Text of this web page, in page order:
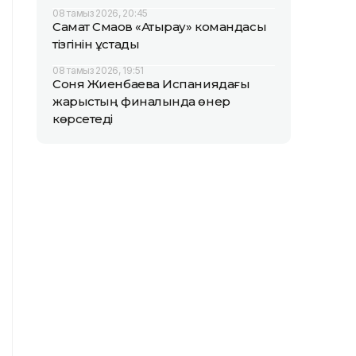
08 тамыз 2026, 20:45
Самат Смақов «Атырау» командасы
тізгінін ұстады
08 тамыз 2026, 19:51
Соня Жиенбаева Испаниядағы
жарыстың финалында өнер
көрсетеді